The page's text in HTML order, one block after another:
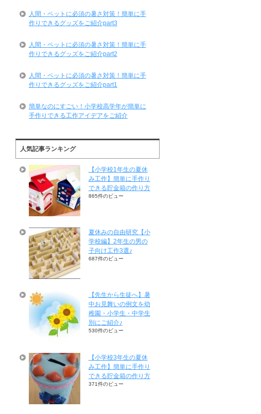
人間・ペットに必須の暑さ対策！簡単に手
作りできるグッズをご紹介part3
人間・ペットに必須の暑さ対策！簡単に手
作りできるグッズをご紹介part2
人間・ペットに必須の暑さ対策！簡単に手
作りできるグッズをご紹介part1
簡単なのにすごい！小学校高学年が簡単に
手作りできる工作アイデアをご紹介
人気記事ランキング
【小学校1年生の夏休
み工作】簡単に手作り
できる貯金箱の作り方
865件のビュー
夏休みの自由研究【小
学校編】2年生の男の
子向け工作3選♪
687件のビュー
【先生から生徒へ】暑
中お見舞いの例文を幼
稚園・小学生・中学生
別にご紹介♪
530件のビュー
【小学校3年生の夏休
み工作】簡単に手作り
できる貯金箱の作り方
371件のビュー